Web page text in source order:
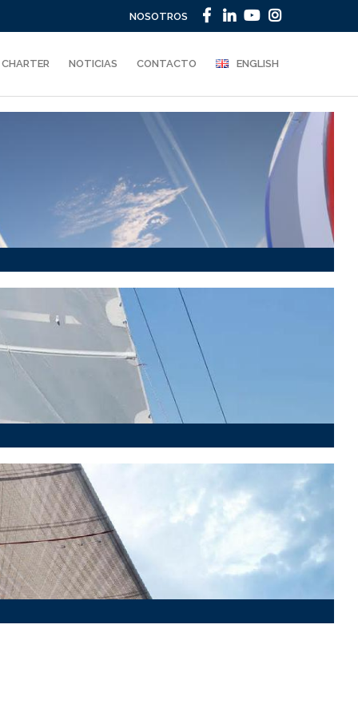
NOSOTROS
CHARTER NOTICIAS CONTACTO ENGLISH